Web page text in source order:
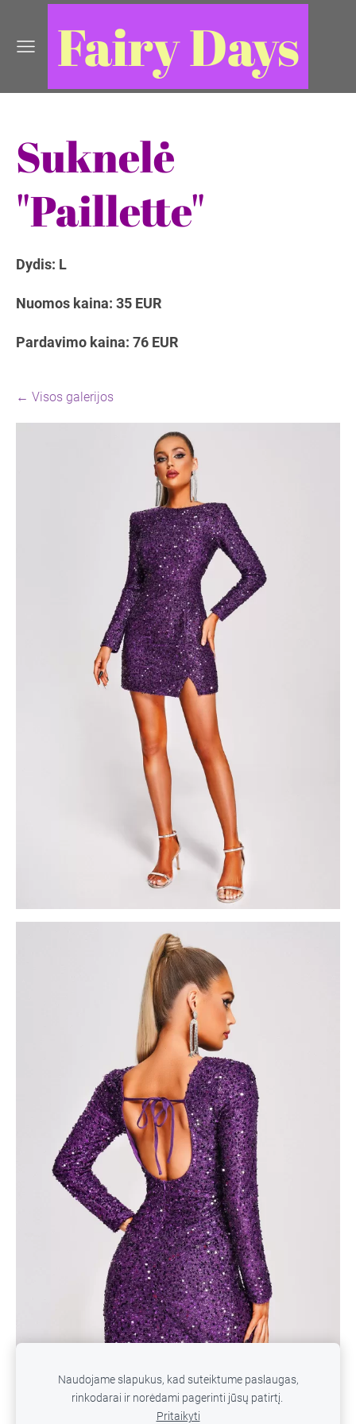
Fairy Days
Suknelė
"Paillette"
Dydis: L
Nuomos kaina: 35 EUR
Pardavimo kaina: 76 EUR
Visos galerijos
Naudojame slapukus, kad suteiktume paslaugas,
rinkodarai ir norėdami pagerinti jūsų patirtį.
Pritaikyti